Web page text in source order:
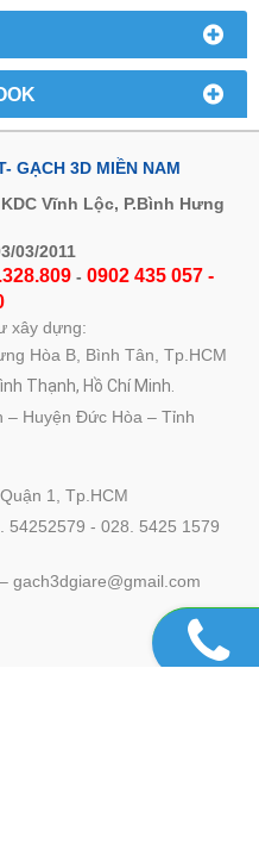
GẠCH 3D MIỀN NAM
Vĩnh Lộc, P.Bình Hưng
03/2011
- 0902 435 057 -
xây dựng:
Hòa B, Bình Tân, Tp.HCM
Thạnh, Hồ Chí Minh.
– Huyện Đức Hòa – Tỉnh
1, Tp.HCM
54252579 - 028. 5425 1579
gach3dgiare@gmail.com